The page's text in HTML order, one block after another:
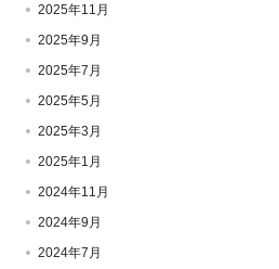
2025年11月
2025年9月
2025年7月
2025年5月
2025年3月
2025年1月
2024年11月
2024年9月
2024年7月